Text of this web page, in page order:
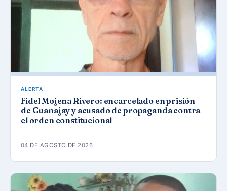
ALERTA
Fidel Mojena Rivero: encarcelado en prisión
de Guanajay y acusado de propaganda contra
el orden constitucional
04 DE AGOSTO DE 2026